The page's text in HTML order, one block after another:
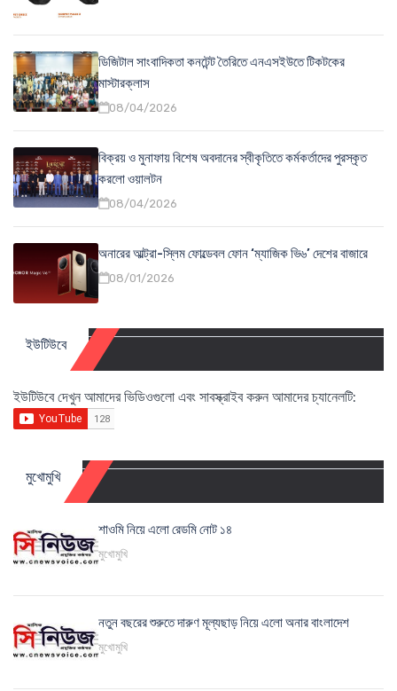
ডিজিটাল সাংবাদিকতা কনটেন্ট তৈরিতে এনএসইউতে টিকটকের
মাস্টারক্লাস
08/04/2026
বিক্রয় ও মুনাফায় বিশেষ অবদানের স্বীকৃতিতে কর্মকর্তাদের পুরস্কৃত
করলো ওয়ালটন
08/04/2026
অনারের আল্ট্রা-স্লিম ফোল্ডেবল ফোন ‘ম্যাজিক ভি৬’ দেশের বাজারে
08/01/2026
ইউটিউবে
ইউটিউবে দেখুন আমাদের ভিডিওগুলো এবং সাবস্ক্রাইব করুন আমাদের চ্যানেলটি:
মুখোমুখি
শাওমি নিয়ে এলো রেডমি নোট ১৪
মুখোমুখি
নতুন বছরের শুরুতে দারুণ মূল্যছাড় নিয়ে এলো অনার বাংলাদেশ
মুখোমুখি